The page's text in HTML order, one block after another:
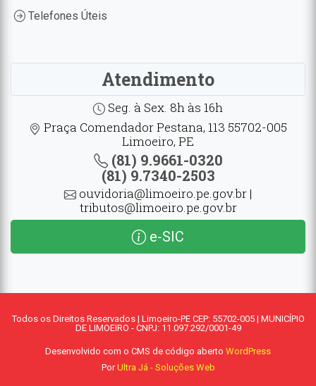
Telefones Úteis
Atendimento
Seg. à Sex. 8h às 16h
Praça Comendador Pestana, 113 55702-005
Limoeiro, PE
(81) 9.9661-0320
(81) 9.7340-2503
ouvidoria@limoeiro.pe.gov.br |
tributos@limoeiro.pe.gov.br
e-SIC
Todos os Direitos Reservados | Limoeiro-PE CEP: 55702-005 | MUNICÍPIO
DE LIMOEIRO - CNPJ: 11.097.292/0001-49
Desenvolvido com o CMS de código aberto WordPress
PorUltra Já - Soluções Web